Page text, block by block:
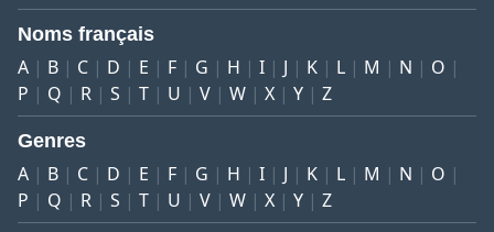
Noms français
A B C D E F G H I J K L M N
O
P
Q R S T U V W X Y Z
Genres
A B C D E F G H I J K L M N
O
P
Q R S T U V W X Y Z